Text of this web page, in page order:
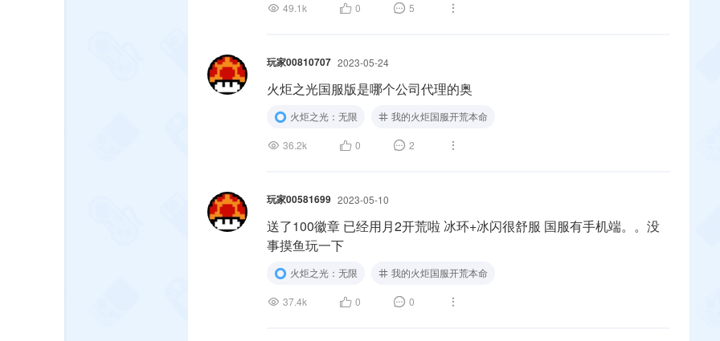
49.1k 0 5
玩家00810707 2023-05-24
火炬之光国服版是哪个公司代理的奥
火炬之光：无限 我的火炬国服开荒本命
36.2k 0 2
玩家00581699 2023-05-10
送了100徽章 已经用月2开荒啦 冰环+冰闪很舒服 国服有手机端。。没
事摸鱼玩一下
火炬之光：无限 我的火炬国服开荒本命
37.4k 0 0